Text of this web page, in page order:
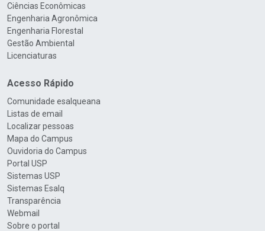
Ciências Econômicas
Engenharia Agronômica
Engenharia Florestal
Gestão Ambiental
Licenciaturas
Acesso Rápido
Comunidade esalqueana
Listas de email
Localizar pessoas
Mapa do Campus
Ouvidoria do Campus
Portal USP
Sistemas USP
Sistemas Esalq
Transparência
Webmail
Sobre o portal